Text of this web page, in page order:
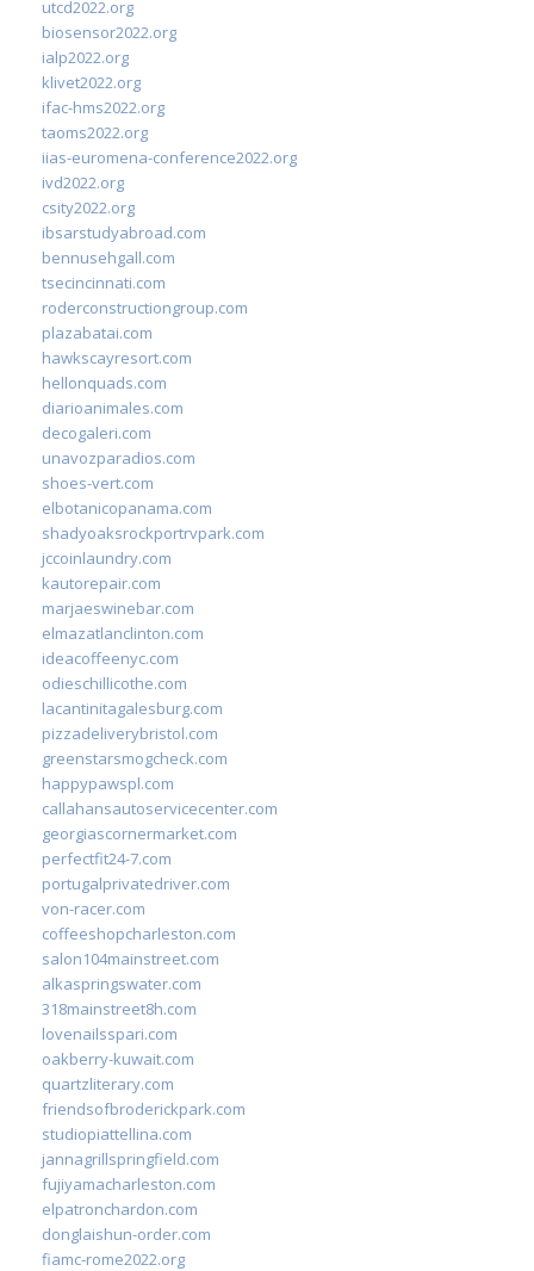
utcd2022.org
biosensor2022.org
ialp2022.org
klivet2022.org
ifac-hms2022.org
taoms2022.org
iias-euromena-conference2022.org
ivd2022.org
csity2022.org
ibsarstudyabroad.com
bennusehgall.com
tsecincinnati.com
roderconstructiongroup.com
plazabatai.com
hawkscayresort.com
hellonquads.com
diarioanimales.com
decogaleri.com
unavozparadios.com
shoes-vert.com
elbotanicopanama.com
shadyoaksrockportrvpark.com
jccoinlaundry.com
kautorepair.com
marjaeswinebar.com
elmazatlanclinton.com
ideacoffeenyc.com
odieschillicothe.com
lacantinitagalesburg.com
pizzadeliverybristol.com
greenstarsmogcheck.com
happypawspl.com
callahansautoservicecenter.com
georgiascornermarket.com
perfectfit24-7.com
portugalprivatedriver.com
von-racer.com
coffeeshopcharleston.com
salon104mainstreet.com
alkaspringswater.com
318mainstreet8h.com
lovenailsspari.com
oakberry-kuwait.com
quartzliterary.com
friendsofbroderickpark.com
studiopiattellina.com
jannagrillspringfield.com
fujiyamacharleston.com
elpatronchardon.com
donglaishun-order.com
fiamc-rome2022.org